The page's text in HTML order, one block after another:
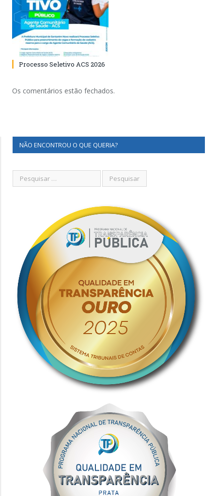
Processo Seletivo ACS 2026
Os comentários estão fechados.
NÃO ENCONTROU O QUE QUERIA?